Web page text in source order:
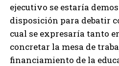
ejecutivo se estaría
disposición para debatir
cual se expresaría tanto
concretar la mesa de
financiamiento de la